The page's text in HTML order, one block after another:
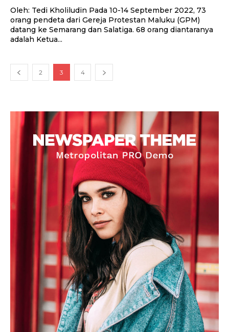
Oleh: Tedi Kholiludin Pada 10-14 September 2022, 73
orang pendeta dari Gereja Protestan Maluku (GPM)
datang ke Semarang dan Salatiga. 68 orang diantaranya
adalah Ketua...
2 3 4